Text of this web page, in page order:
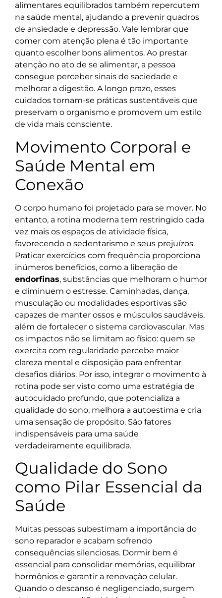
alimentares equilibrados também repercutem
na saúde mental, ajudando a prevenir quadros
de ansiedade e depressão. Vale lembrar que
comer com atenção plena é tão importante
quanto escolher bons alimentos. Ao prestar
atenção no ato de se alimentar, a pessoa
consegue perceber sinais de saciedade e
melhorar a digestão. A longo prazo, esses
cuidados tornam-se práticas sustentáveis que
preservam o organismo e promovem um estilo
de vida mais consciente.
Movimento Corporal e
Saúde Mental em
Conexão
O corpo humano foi projetado para se mover. No
entanto, a rotina moderna tem restringido cada
vez mais os espaços de atividade física,
favorecendo o sedentarismo e seus prejuízos.
Praticar exercícios com frequência proporciona
inúmeros benefícios, como a liberação de
endorfinas, substâncias que melhoram o humor
e diminuem o estresse. Caminhadas, dança,
musculação ou modalidades esportivas são
capazes de manter ossos e músculos saudáveis,
além de fortalecer o sistema cardiovascular. Mas
os impactos não se limitam ao físico: quem se
exercita com regularidade percebe maior
clareza mental e disposição para enfrentar
desafios diários. Por isso, integrar o movimento à
rotina pode ser visto como uma estratégia de
autocuidado profundo, que potencializa a
qualidade do sono, melhora a autoestima e cria
uma sensação de propósito. São fatores
indispensáveis para uma saúde
verdadeiramente equilibrada.
Qualidade do Sono
como Pilar Essencial da
Saúde
Muitas pessoas subestimam a importância do
sono reparador e acabam sofrendo
consequências silenciosas. Dormir bem é
essencial para consolidar memórias, equilibrar
hormônios e garantir a renovação celular.
Quando o descanso é negligenciado, surgem